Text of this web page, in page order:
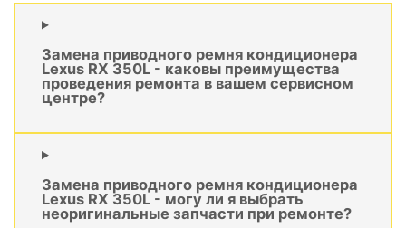
Замена приводного ремня кондиционера
Lexus RX 350L - каковы преимущества
проведения ремонта в вашем сервисном
центре?
Замена приводного ремня кондиционера
Lexus RX 350L - могу ли я выбрать
неоригинальные запчасти при ремонте?